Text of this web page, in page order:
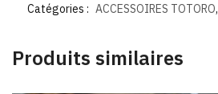
Catégories : ACCESSOIRES TOTORO,
Produits similaires